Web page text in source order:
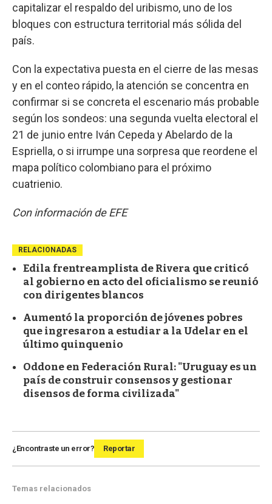
capitalizar el respaldo del uribismo, uno de los
bloques con estructura territorial más sólida del
país.
Con la expectativa puesta en el cierre de las mesas
y en el conteo rápido, la atención se concentra en
confirmar si se concreta el escenario más probable
según los sondeos: una segunda vuelta electoral el
21 de junio entre Iván Cepeda y Abelardo de la
Espriella, o si irrumpe una sorpresa que reordene el
mapa político colombiano para el próximo
cuatrienio.
Con información de EFE
RELACIONADAS
Edila frentreamplista de Rivera que criticó
al gobierno en acto del oficialismo se reunió
con dirigentes blancos
Aumentó la proporción de jóvenes pobres
que ingresaron a estudiar a la Udelar en el
último quinquenio
Oddone en Federación Rural: "Uruguay es un
país de construir consensos y gestionar
disensos de forma civilizada"
¿Encontraste un error? Reportar
Temas relacionados